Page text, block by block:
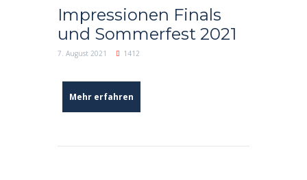
Impressionen Finals
und Sommerfest 2021
7. August 2021 1412
Mehr erfahren